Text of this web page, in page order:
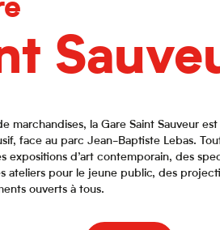
marchandises, la Gare Saint Sauveur
face au parc Jean-Baptiste Lebas.
expositions d’art contemporain, des
ateliers pour le jeune public, des
ouverts à tous.